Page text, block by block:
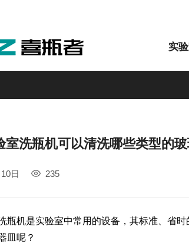
实
室洗瓶机可以清洗哪些类型的玻
10日 235
瓶机是实验室中常用的设备，其标准、省
皿呢？